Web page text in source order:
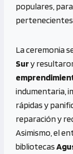
populares,
La ceremonia
Sury
indumentaria,
rápidas y
reparación y
Asimismo, el
bibliotecas